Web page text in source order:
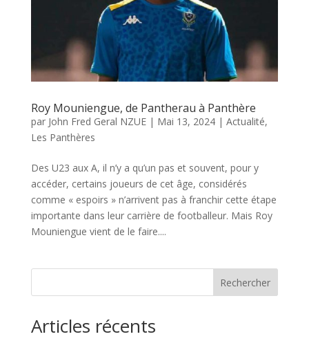
Roy Mouniengue, de Pantherau à Panthère
par John Fred Geral NZUE| Mai 13, 2024| Actualité,
Les Panthères
Des U23 aux A, il n’y a qu’un pas et souvent, pour y
accéder, certains joueurs de cet âge, considérés
comme « espoirs » n’arrivent pas à franchir cette étape
importante dans leur carrière de footballeur. Mais Roy
Mouniengue vient de le faire....
Rechercher
Articles récents